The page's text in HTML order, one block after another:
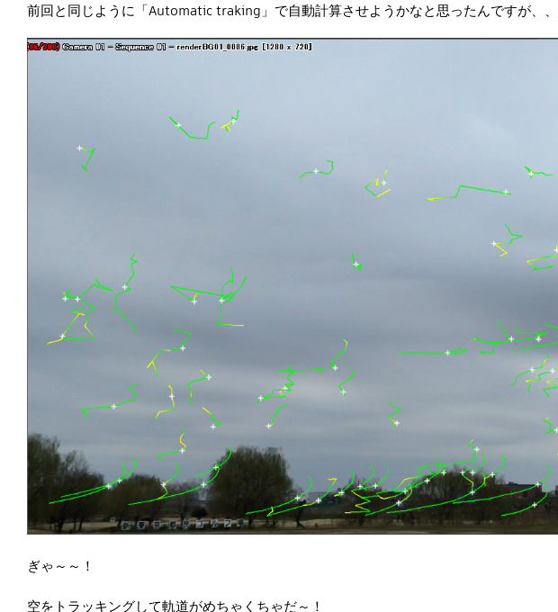
前回と同じように「Automatic traking」で自動計算させようかなと思ったんですが、、
ぎゃ～～！
空をトラッキングして軌道がめちゃくちゃだ～！